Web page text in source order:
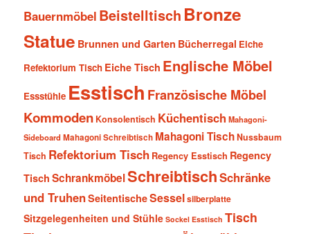
Bauernmöbel Beistelltisch Bronze
Statue Brunnen und Garten Bücherregal Eiche
Refektorium Tisch Eiche Tisch Englische Möbel
Essstühle Esstisch Französische Möbel
Kommoden Konsolentisch Küchentisch Mahagoni-
SideboardMahagoni Schreibtisch Mahagoni TischNussbaum
Tisch Refektorium Tisch Regency Esstisch Regency
Tisch SchrankmöbelSchreibtischSchränke
und TruhenSeitentischeSesselsilberplatte
Sitzgelegenheiten und Stühle Sockel Esstisch Tisch